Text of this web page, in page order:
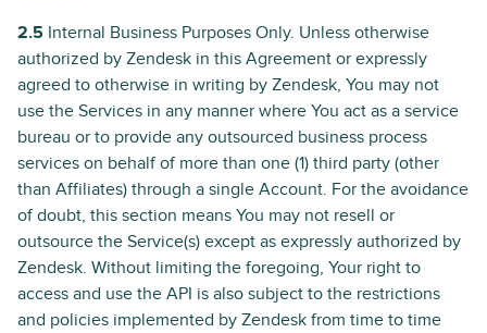
2.5 Internal Business Purposes Only. Unless otherwise
authorized by Zendesk in this Agreement or expressly
agreed to otherwise in writing by Zendesk, You may not
use the Services in any manner where You act as a service
bureau or to provide any outsourced business process
services on behalf of more than one (1) third party (other
than Affiliates) through a single Account. For the avoidance
of doubt, this section means You may not resell or
outsource the Service(s) except as expressly authorized by
Zendesk. Without limiting the foregoing, Your right to
access and use the API is also subject to the restrictions
and policies implemented by Zendesk from time to time